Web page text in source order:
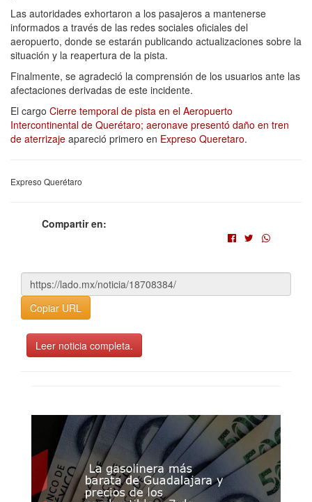
Las autoridades exhortaron a los pasajeros a mantenerse
informados a través de las redes sociales oficiales del
aeropuerto, donde se estarán publicando actualizaciones sobre la
situación y la reapertura de la pista.
Finalmente, se agradeció la comprensión de los usuarios ante las
afectaciones derivadas de este incidente.
El cargo Cierre temporal de pista en el Aeropuerto
Intercontinental de Querétaro; aeronave presentó daño en tren
de aterrizaje apareció primero en Expreso Queretaro.
Expreso Querétaro
Compartir en:
Copiar URL
Leer noticia completa.